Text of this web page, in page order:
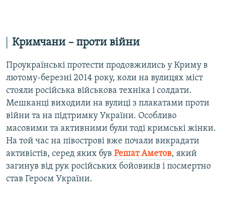
Кримчани – проти війни
Проукраїнські протести продовжились у Криму в
лютому-березні 2014 року, коли на вулицях міст
стояли російська військова техніка і солдати.
Мешканці виходили на вулиці з плакатами проти
війни та на підтримку України. Особливо
масовими та активними були тоді кримські жінки.
На той час на півострові вже почали викрадати
активістів, серед яких був Решат Аметов, який
загинув від рук російських бойовиків і посмертно
став Героєм України.